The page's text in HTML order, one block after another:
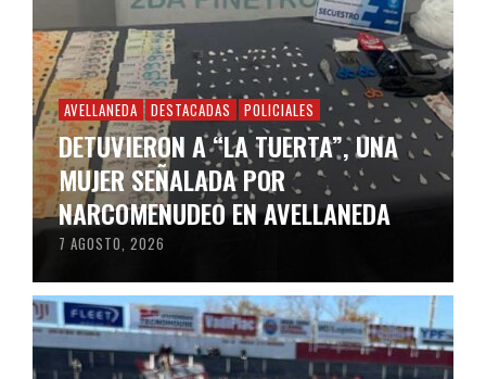
AVELLANEDA DESTACADAS POLICIALES
DETUVIERON A “LA TUERTA”, UNA
MUJER SEÑALADA POR
NARCOMENUDEO EN AVELLANEDA
7 AGOSTO, 2026